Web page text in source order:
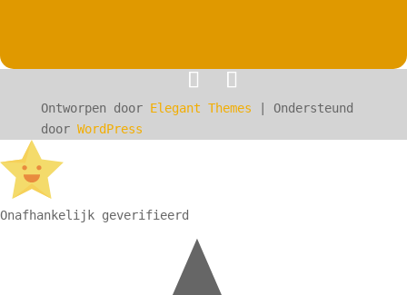
Ontworpen door Elegant Themes | Ondersteund
door WordPress
Onafhankelijk geverifieerd